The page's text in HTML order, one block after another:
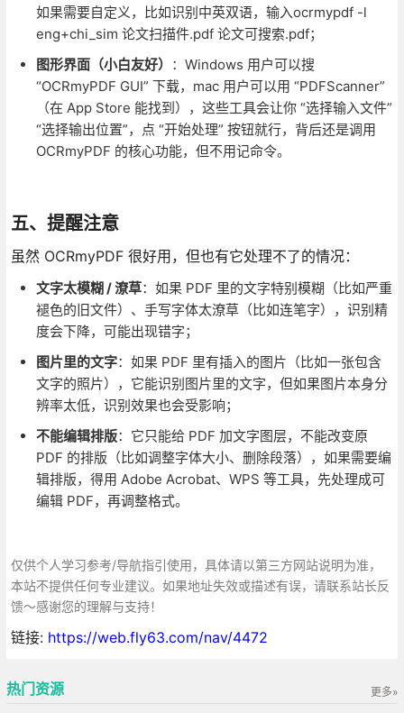
如果需要自定义，比如识别中英双语，输入ocrmypdf -l
eng+chi_sim 论文扫描件.pdf 论文可搜索.pdf；
图形界面（小白友好） ：Windows 用户可以搜
“OCRmyPDF GUI” 下载，mac 用户可以用 “PDFScanner”
（在 App Store 能找到），这些工具会让你 “选择输入文件”
“选择输出位置”，点 “开始处理” 按钮就行，背后还是调用
OCRmyPDF 的核心功能，但不用记命令。
五、提醒注意
虽然 OCRmyPDF 很好用，但也有它处理不了的情况：
文字太模糊 / 潦草：如果 PDF 里的文字特别模糊（比如严重
褪色的旧文件）、手写字体太潦草（比如连笔字），识别精
度会下降，可能出现错字；
图片里的文字：如果 PDF 里有插入的图片（比如一张包含
文字的照片），它能识别图片里的文字，但如果图片本身分
辨率太低，识别效果也会受影响；
不能编辑排版：它只能给 PDF 加文字图层，不能改变原
PDF 的排版（比如调整字体大小、删除段落），如果需要编
辑排版，得用 Adobe Acrobat、WPS 等工具，先处理成可
编辑 PDF，再调整格式。
仅供个人学习参考/导航指引使用，具体请以第三方网站说明为准，
本站不提供任何专业建议。如果地址失效或描述有误，请联系站长反
馈～感谢您的理解与支持！
链接: https://web.fly63.com/nav/4472
更多»
热门资源